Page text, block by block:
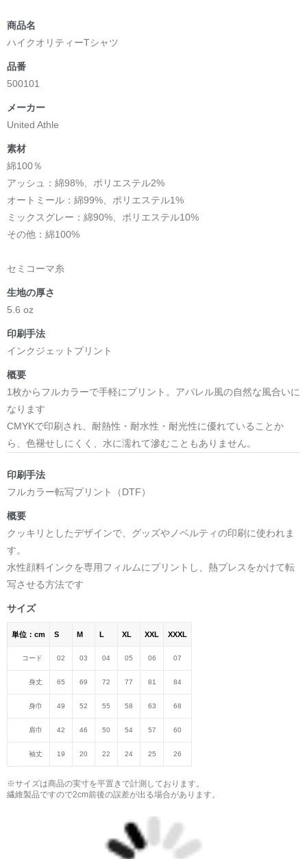
商品名
ハイクオリティーTシャツ
品番
500101
メーカー
United Athle
素材
綿100％
アッシュ：綿98%、ポリエステル2%
オートミール：綿99%、ポリエステル1%
ミックスグレー：綿90%、ポリエステル10%
その他：綿100%
セミコーマ糸
生地の厚さ
5.6 oz
印刷手法
インクジェットプリント
概要
1枚からフルカラーで手軽にプリント。アパレル風の自然な風合いに
なります
CMYKで印刷され、耐熱性・耐水性・耐光性に優れていることか
ら、色褪せしにくく、水に濡れて滲むこともありません。
印刷手法
フルカラー転写プリント（DTF）
概要
クッキリとしたデザインで、グッズやノベルティの印刷に使われま
す。
水性顔料インクを専用フィルムにプリントし、熱プレスをかけて転
写させる方法です
サイズ
単位：cm S M L XL XXL XXXL
コード 02 03 04 05 06 07
身丈 65 69 72 77 81 84
身巾 49 52 55 58 63 68
肩巾 42 46 50 54 57 60
袖丈 19 20 22 24 25 26
※サイズは商品の実寸を平置きで計測しております。
繊維製品ですので2cm前後の誤差が出る場合があります。